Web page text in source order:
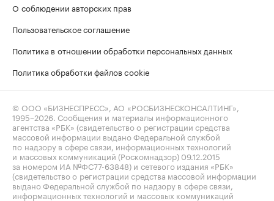
О соблюдении авторских прав
Пользовательское соглашение
Политика в отношении обработки персональных данных
Политика обработки файлов cookie
© ООО «БИЗНЕСПРЕСС», АО «РОСБИЗНЕСКОНСАЛТИНГ»,
1995–2026 . Сообщения и материалы информационного
агентства «РБК» (свидетельство о регистрации средства
массовой информации выдано Федеральной службой
по надзору в сфере связи, информационных технологий
и массовых коммуникаций (Роскомнадзор) 09.12.2015
за номером ИА №ФС77-63848) и сетевого издания «РБК»
(свидетельство о регистрации средства массовой информации
выдано Федеральной службой по надзору в сфере связи,
информационных технологий и массовых коммуникаций